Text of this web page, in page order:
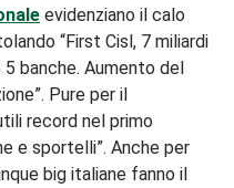
evidenziano il calo
“First Cisl, 7 miliardi
banche. Aumento del
Pure per il
record nel primo
e sportelli”. Anche per
big italiane fanno il